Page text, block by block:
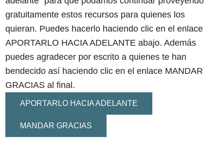
gratuitamente estos recursos para quienes los
quieran. Puedes hacerlo haciendo clic en el enlace
APORTARLO HACIA ADELANTE abajo. Además
puedes agradecer por escrito a quienes te han
bendecido así haciendo clic en el enlace MANDAR
GRACIAS al final.
APORTARLO HACIA ADELANTE
MANDAR GRACIAS